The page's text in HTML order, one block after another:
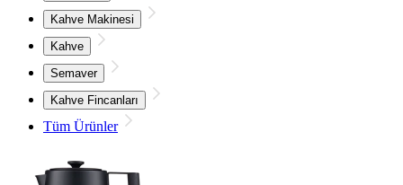
Kahve Makinesi
Kahve
Semaver
Kahve Fincanları
Tüm Ürünler